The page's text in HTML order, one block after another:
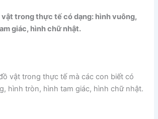
vật trong thực tế có dạng: hình vuông,
giác, hình chữ nhật.
vật trong thực tế mà các con biết có
hình tròn, hình tam giác, hình chữ nhật.